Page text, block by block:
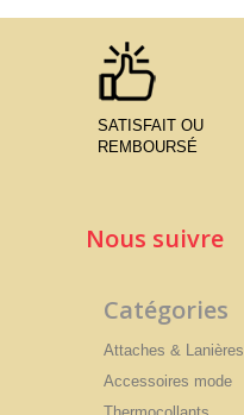
SATISFAIT OU
REMBOURSÉ
Nous suivre
Catégories
Attaches & Lanières
Accessoires mode